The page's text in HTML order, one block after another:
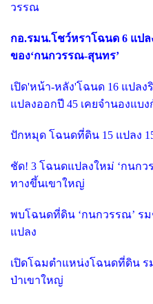
วรรณ
กอ.รมน.โชว์หราโฉนด 6 แป
ของ‘กนกวรรณ-สุนทร’
เปิด'หน้า-หลัง'โฉนด 16 แปลง
แปลงออกปี 45 เคยจำนองแบง
ปักหมุด โฉนดที่ดิน 15 แปลง
ชัด! 3 โฉนดแปลงใหม่ ‘กนก
ทางขึ้นเขาใหญ่
พบโฉนดที่ดิน ‘กนกวรรณ’ ร
แปลง
เปิดโฉมตำแหน่งโฉนดที่ดิน
ป่าเขาใหญ่